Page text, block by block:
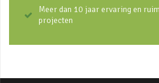
Meer dan 10 jaar ervaring en
projecten